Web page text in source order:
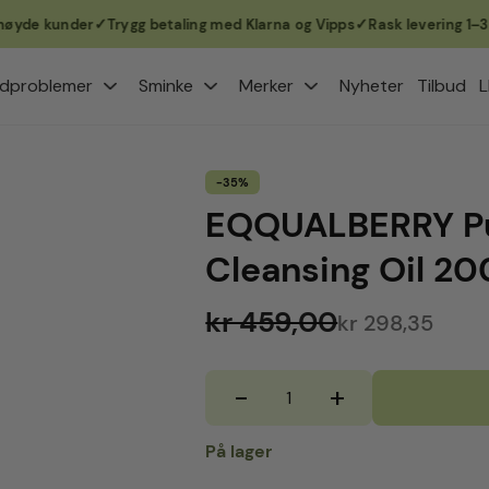
kunder Trygg betaling med Klarna og Vipps Rask levering 1–3
Sminke Merker Nyheter Tilbud
-35%
EQQUALBERRY
Cleansing Oil
kr 459,00kr 298,35
-
EQQUALBERRY
+
På lager